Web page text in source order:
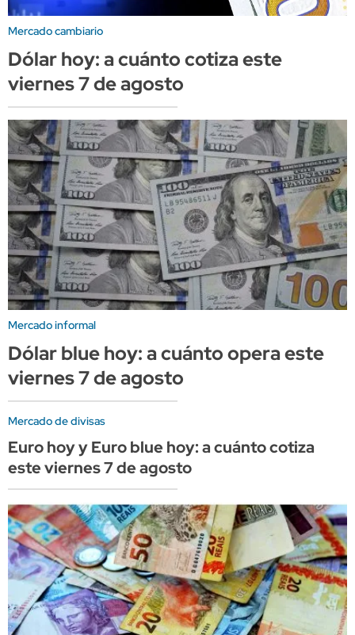
Mercado cambiario
Dólar hoy: a cuánto cotiza este
viernes 7 de agosto
Mercado informal
Dólar blue hoy: a cuánto opera este
viernes 7 de agosto
Mercado de divisas
Euro hoy y Euro blue hoy: a cuánto cotiza
este viernes 7 de agosto